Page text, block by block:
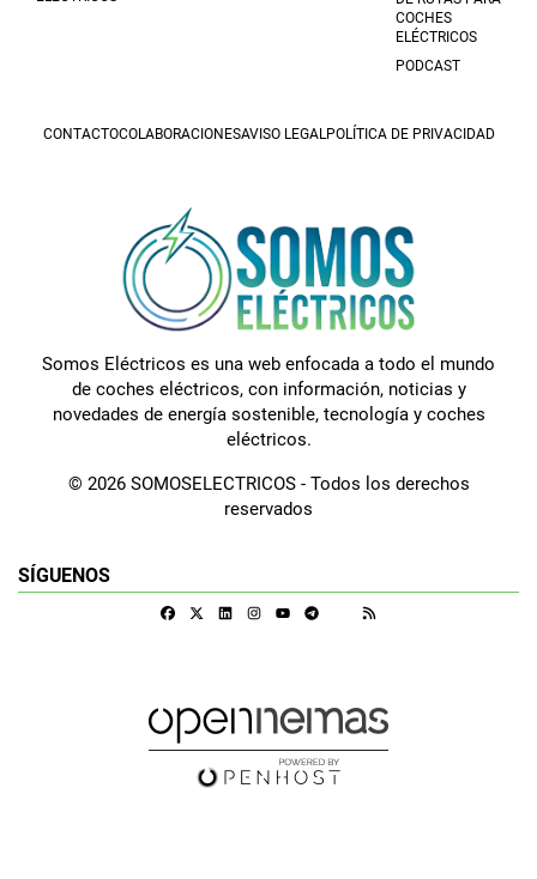
COCHES
ELÉCTRICOS
PODCAST
CONTACTOCOLABORACIONESAVISO LEGALPOLÍTICA DE PRIVACIDAD
Somos Eléctricos es una web enfocada a todo el mundo
de coches eléctricos, con información, noticias y
novedades de energía sostenible, tecnología y coches
eléctricos.
© 2026 SOMOSELECTRICOS - Todos los derechos
reservados
SÍGUENOS
FacebookLinkedinInstagramTelegram
Google Discover